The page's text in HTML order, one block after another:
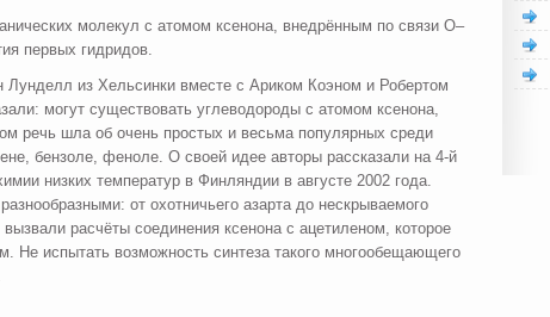
молекул с атомом ксенона, внедрённым по связи О–
первых гидридов.
Лунделл из Хельсинки вместе с Ариком Коэном и Робертом
могут существовать углеводороды с атомом ксенона,
речь шла об очень простых и весьма популярных среди
бензоле, феноле. О своей идее авторы рассказали на 4-й
низких температур в Финляндии в августе 2002 года.
от охотничьего азарта до нескрываемого
расчёты соединения ксенона с ацетиленом, которое
Не испытать возможность синтеза такого многообещающего